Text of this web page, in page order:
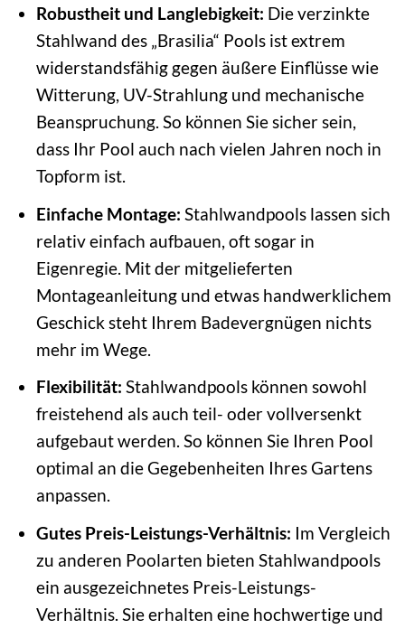
Robustheit und Langlebigkeit: Die verzinkte
Stahlwand des „Brasilia“ Pools ist extrem
widerstandsfähig gegen äußere Einflüsse wie
Witterung, UV-Strahlung und mechanische
Beanspruchung. So können Sie sicher sein,
dass Ihr Pool auch nach vielen Jahren noch in
Topform ist.
Einfache Montage: Stahlwandpools lassen sich
relativ einfach aufbauen, oft sogar in
Eigenregie. Mit der mitgelieferten
Montageanleitung und etwas handwerklichem
Geschick steht Ihrem Badevergnügen nichts
mehr im Wege.
Flexibilität: Stahlwandpools können sowohl
freistehend als auch teil- oder vollversenkt
aufgebaut werden. So können Sie Ihren Pool
optimal an die Gegebenheiten Ihres Gartens
anpassen.
Gutes Preis-Leistungs-Verhältnis: Im Vergleich
zu anderen Poolarten bieten Stahlwandpools
ein ausgezeichnetes Preis-Leistungs-
Verhältnis. Sie erhalten eine hochwertige und